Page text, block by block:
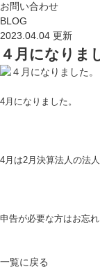
お問い合わせ
BLOG
2023.04.04 更新
４月になりま
4月になりました。
4月は2月決算法人の法
申告が必要な方はお忘
一覧に戻る